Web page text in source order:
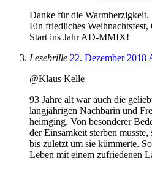
Danke für die Warmherzigkeit.
Ein friedliches Weihnachtsfest,
Start ins Jahr AD-MMIX!
Lesebrille 22. Dezember 2018
@Klaus Kelle
93 Jahre alt war auch die
langjährigen Nachbarin und
heimging. Von besonderer
der Einsamkeit sterben
bis zuletzt um sie kümmerte.
Leben mit einem zufriedenen